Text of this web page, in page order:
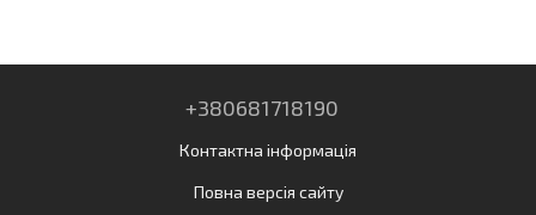
+380681718190
Контактна інформація
Повна версія сайту